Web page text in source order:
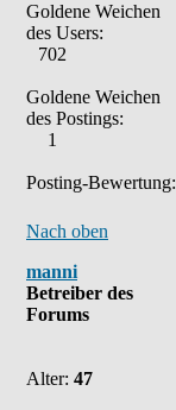
Goldene Weichen
des Users:
702
Goldene Weichen
des Postings:
1
Posting-Bewertung:
Nach oben
manni
Betreiber des
Forums
Alter: 47